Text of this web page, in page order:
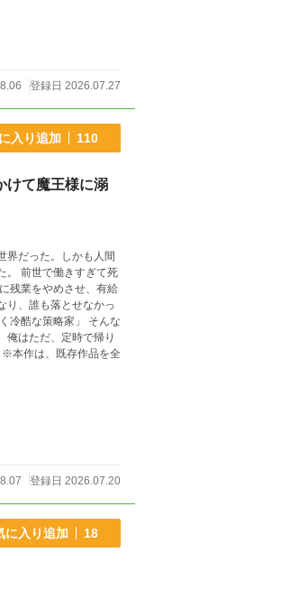
登録日 2026.07.27
入り追加 110
けて魔王様に溺
界だった。しかも人間
死
り、誰も落とせなかっ
俺はただ、定時で帰り
登録日 2026.07.20
に入り追加 18